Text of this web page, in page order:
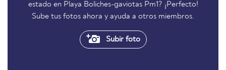
estado en Playa Boliches-gaviotas Pm1? ¡Perfecto!
Sube tus fotos ahora y ayuda a otros miembros.
Subir foto